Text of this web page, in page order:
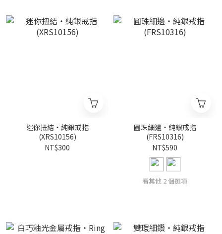
迷你扭結・純銀戒指
(XRS10156)
NT$300
圓珠細邊・純銀戒指
(FRS10316)
NT$590
看其他 2 個選項